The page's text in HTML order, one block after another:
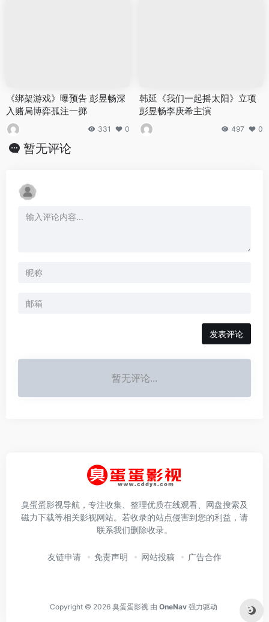
《绑架游戏》曝预告 彭昱畅深
入赌局博弈孤注一掷
331 0
韩延《我们一起摇太阳》立项
彭昱畅李庚希主演
497 0
暂无评论
发表评论
暂无评论...
臭蛋蛋影视导航，专注收集、整理优质在线观看、网盘搜索及
磁力下载等相关影视网站。若收录的站点侵害到您的利益，请
联系我们删除收录。
友链申请 免责声明 网站投稿 广告合作
Copyright © 2026 臭蛋蛋影视 由 OneNav 强力驱动